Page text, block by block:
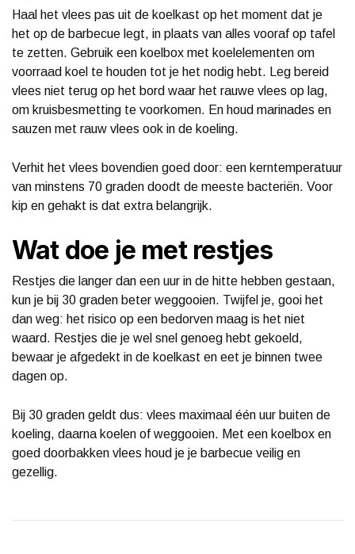
Haal het vlees pas uit de koelkast op het moment dat je
het op de barbecue legt, in plaats van alles vooraf op tafel
te zetten. Gebruik een koelbox met koelelementen om
voorraad koel te houden tot je het nodig hebt. Leg bereid
vlees niet terug op het bord waar het rauwe vlees op lag,
om kruisbesmetting te voorkomen. En houd marinades en
sauzen met rauw vlees ook in de koeling.
Verhit het vlees bovendien goed door: een kerntemperatuur
van minstens 70 graden doodt de meeste bacteriën. Voor
kip en gehakt is dat extra belangrijk.
Wat doe je met restjes
Restjes die langer dan een uur in de hitte hebben gestaan,
kun je bij 30 graden beter weggooien. Twijfel je, gooi het
dan weg: het risico op een bedorven maag is het niet
waard. Restjes die je wel snel genoeg hebt gekoeld,
bewaar je afgedekt in de koelkast en eet je binnen twee
dagen op.
Bij 30 graden geldt dus: vlees maximaal één uur buiten de
koeling, daarna koelen of weggooien. Met een koelbox en
goed doorbakken vlees houd je je barbecue veilig en
gezellig.